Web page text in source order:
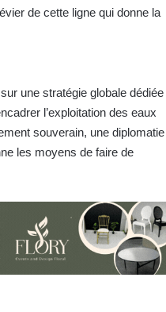
de cette ligne qui donne la
une stratégie globale dédiée
l’exploitation des eaux
souverain, une diplomatie
les moyens de faire de
31 août
: plus d’une tonne de
saisie